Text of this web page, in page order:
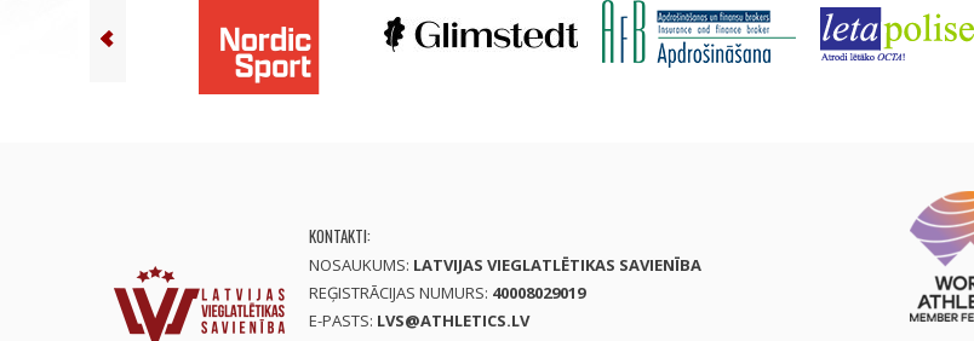
KONTAKTI:
NOSAUKUMS: LATVIJAS VIEGLATLĒTIKAS SAVIENĪBA
REĢISTRĀCIJAS NUMURS: 40008029019
E-PASTS: LVS@ATHLETICS.LV